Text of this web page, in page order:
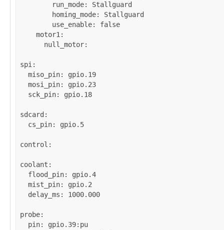
run_mode: Stallguard
homing_mode: Stallguard
use_enable: false
motor1 :
null_motor:
spi :
miso_pin: gpio.19
mosi_pin: gpio.23
sck_pin: gpio.18
sdcard :
cs_pin: gpio.5
control :
coolant :
flood_pin: gpio.4
mist_pin: gpio.2
delay_ms : 1000.000
probe:
pin: gpio.39:pu